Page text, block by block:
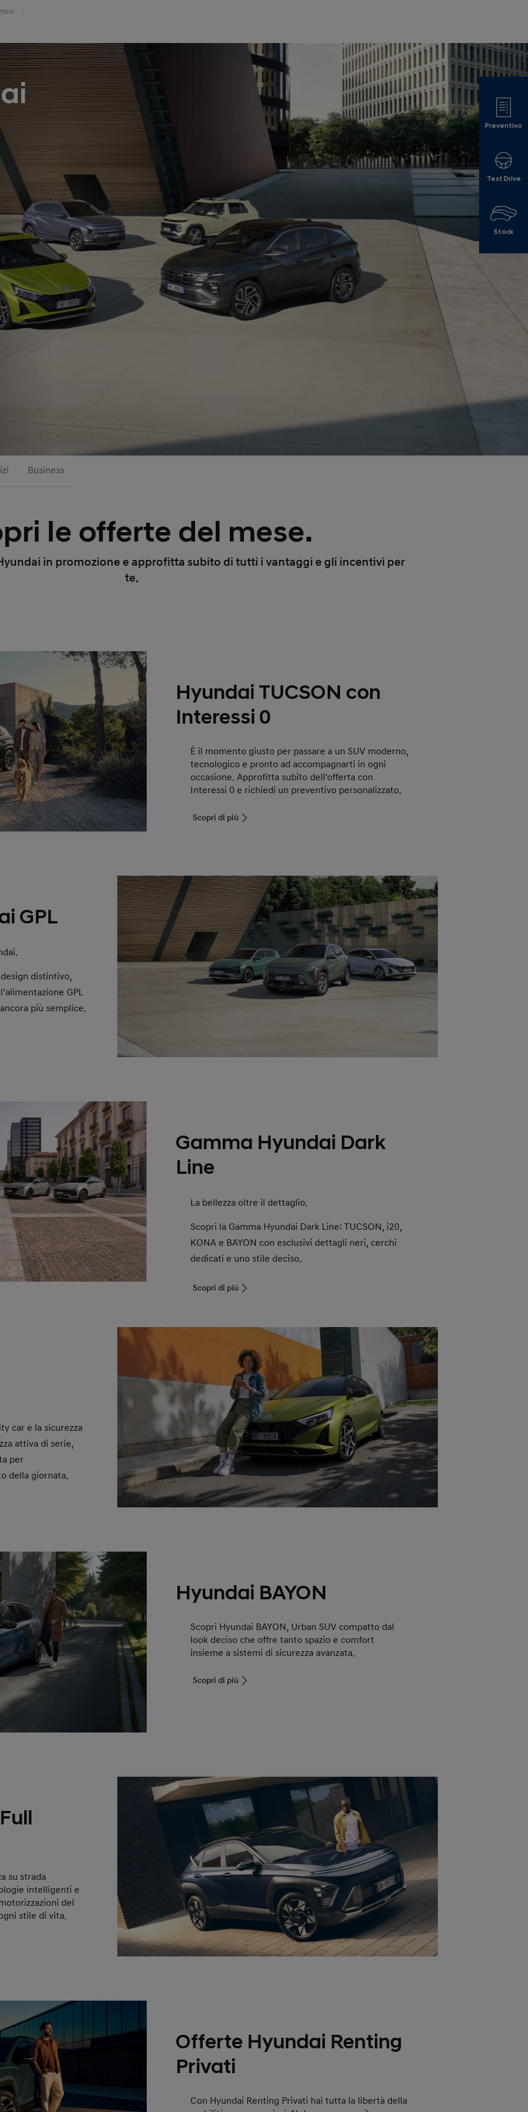
Business
le offerte del mese.
in promozione e approfitta subito di tutti i vantaggi e gli incentivi per
te.
Preventivo
Test Drive
Stock
Hyundai TUCSON con
Interessi 0
È il momento giusto per passare a un SUV moderno,
tecnologico e pronto ad accompagnarti in ogni
occasione. Approfitta subito dell'offerta con
Interessi 0 e richiedi un preventivo personalizzato.
Scopri di più
GPL
distintivo,
GPL
più semplice.
Gamma Hyundai Dark
Line
La bellezza oltre il dettaglio.
Scopri la Gamma Hyundai Dark Line: TUCSON, i20,
KONA e BAYON con esclusivi dettagli neri, cerchi
dedicati e uno stile deciso.
Scopri di più
car e la sicurezza
attiva di serie,
per
della giornata.
Hyundai BAYON
Scopri Hyundai BAYON, Urban SUV compatto dal
look deciso che offre tanto spazio e comfort
insieme a sistemi di sicurezza avanzata.
Scopri di più
su strada
intelligenti e
del
stile di vita.
Offerte Hyundai Renting
Privati
Con Hyundai Renting Privati hai tutta la libertà della